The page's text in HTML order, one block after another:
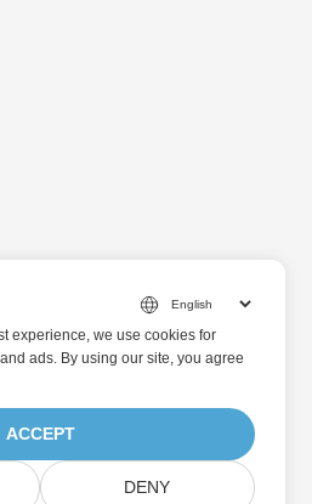
experience, we use cookies for
ads. By using our site, you agree
ACCEPT
DENY